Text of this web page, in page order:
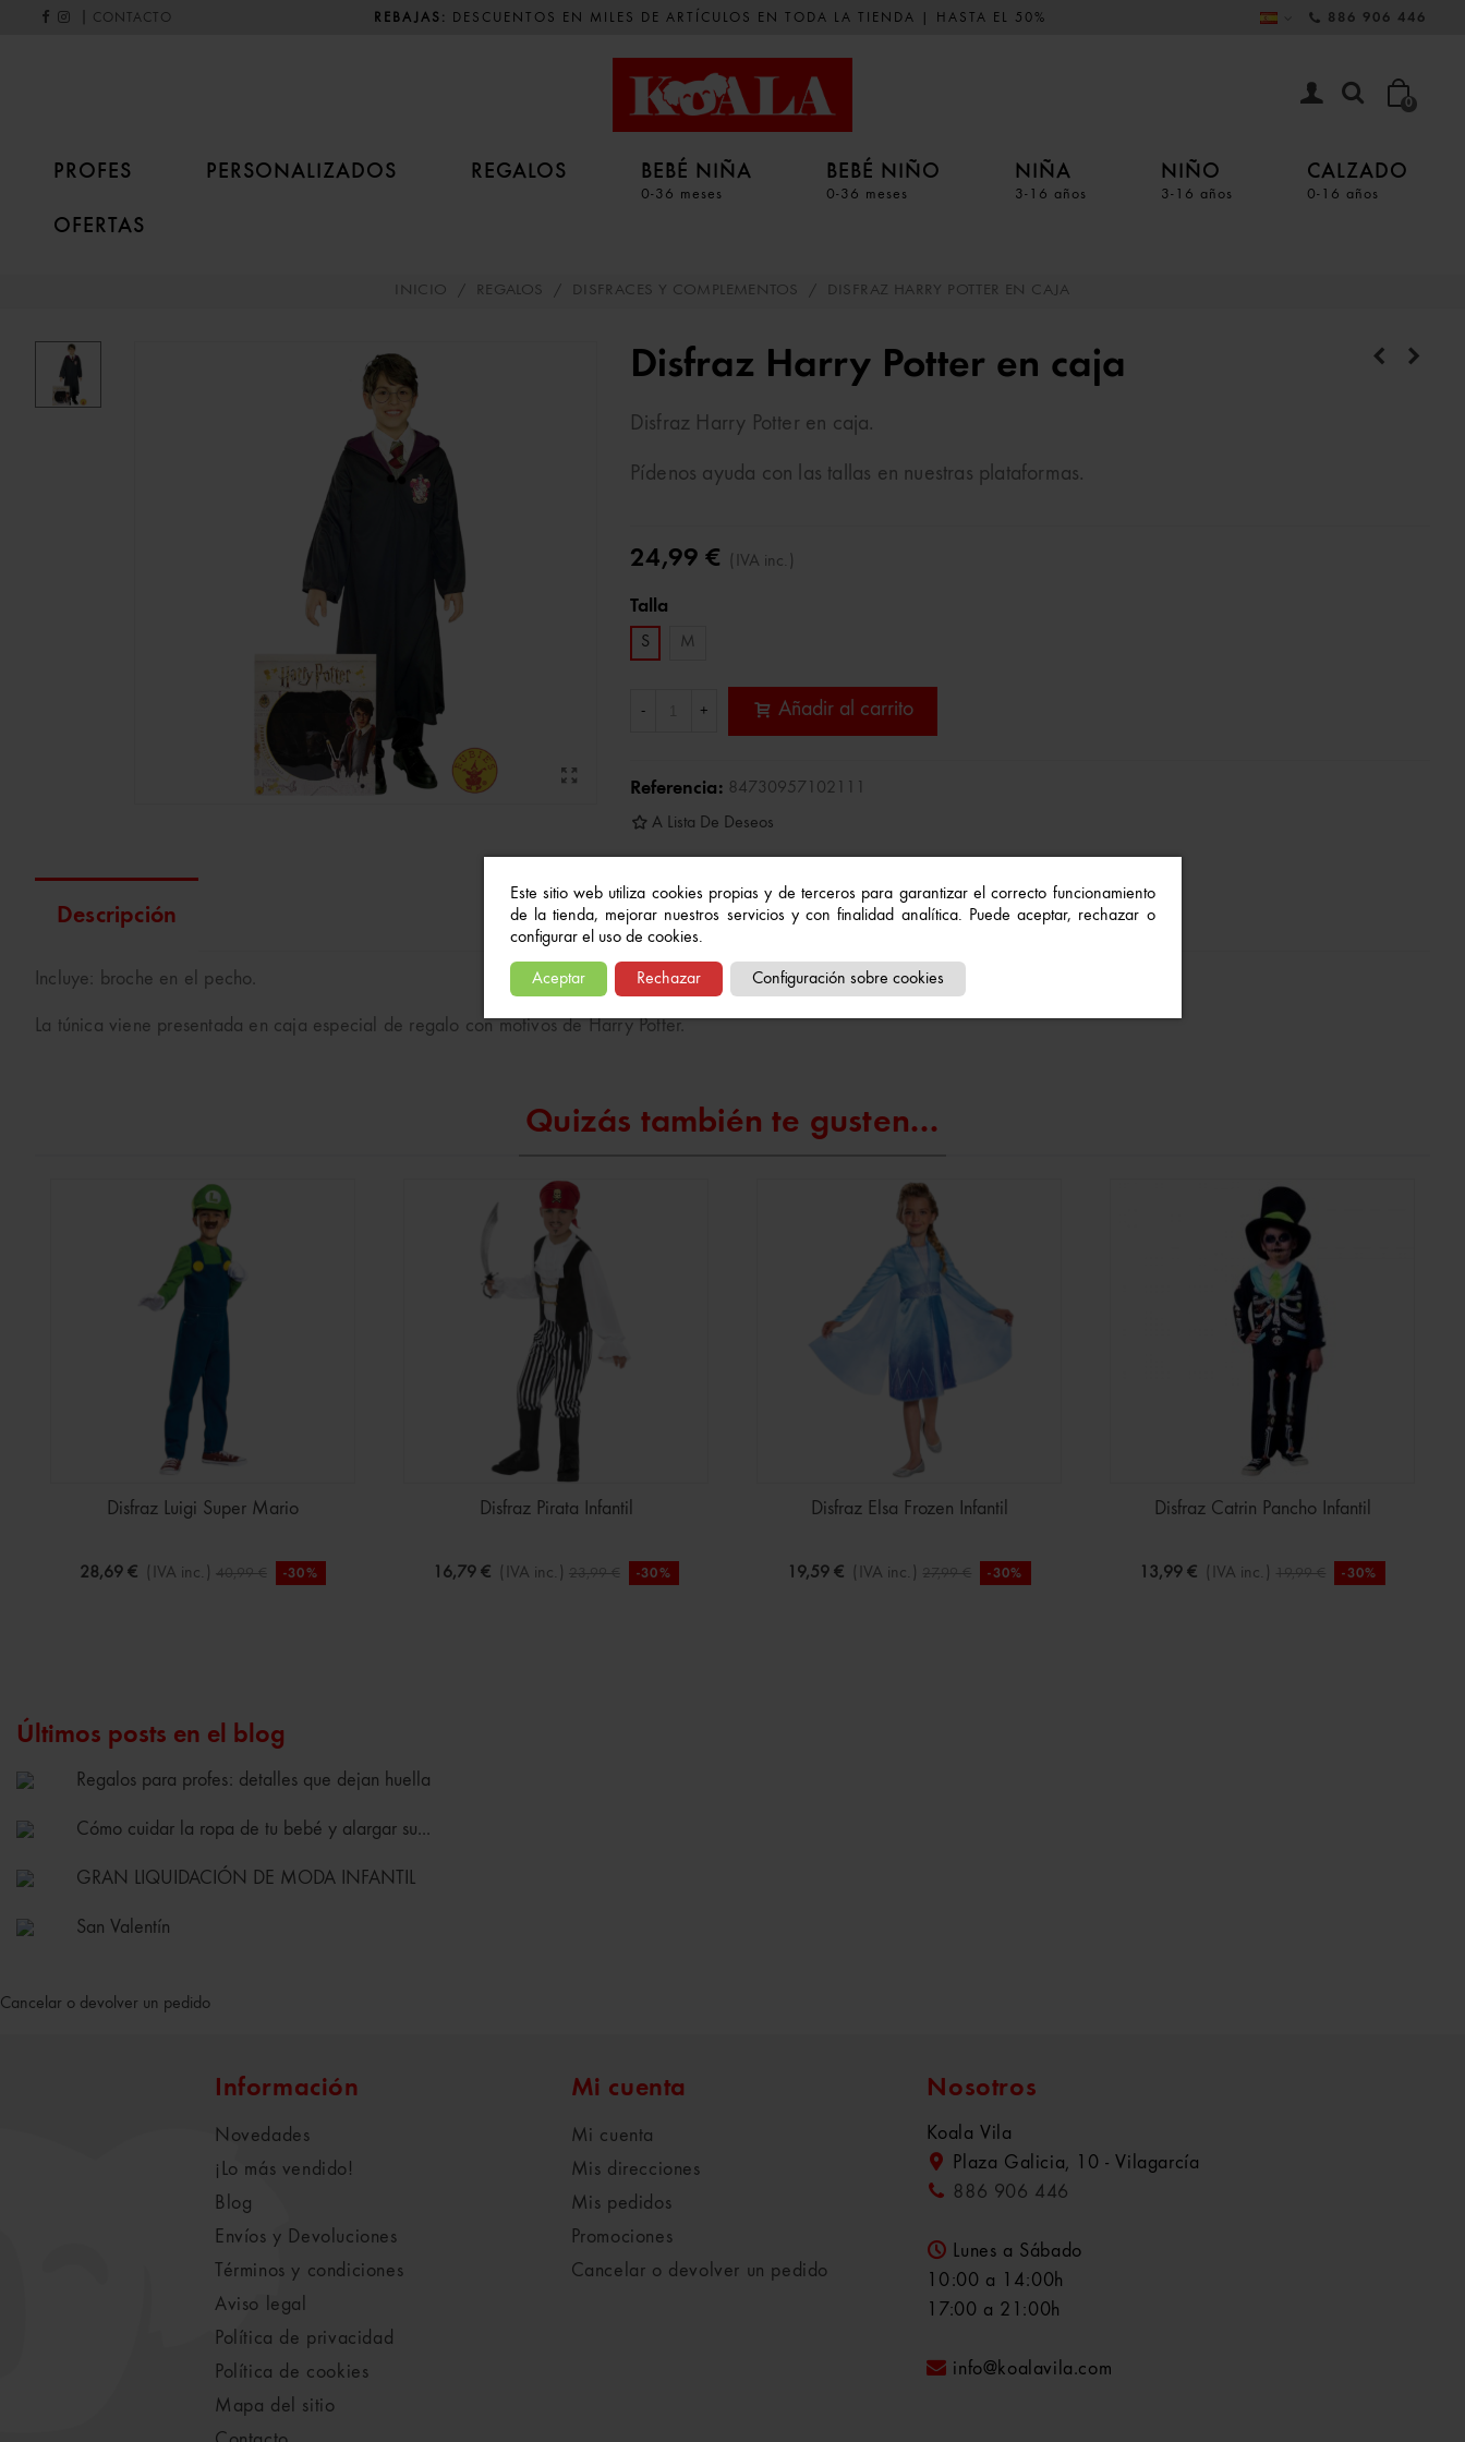
Este sitio web utiliza cookies propias y de terceros para garantizar el correcto funcionamiento
de la tienda, mejorar nuestros servicios y con finalidad analítica. Puede aceptar, rechazar o
configurar el uso de cookies.
Aceptar Rechazar Configuración sobre cookies
CONTACTO REBAJAS: DESCUENTOS EN MILES DE ARTÍCULOS EN TODA LA TIENDA | HASTA EL 50% 886 906 446
0
PROFES PERSONALIZADOS REGALOS BEBÉ NIÑA
0-36 meses
BEBÉ NIÑO
0-36 meses
NIÑA
3-16 años
NIÑO
3-16 años
CALZADO
0-16 años
OFERTAS
INICIO / REGALOS / DISFRACES Y COMPLEMENTOS / DISFRAZ HARRY POTTER EN CAJA
Disfraz Harry Potter en caja
Disfraz Harry Potter en caja.
Pídenos ayuda con las tallas en nuestras plataformas.
24,99 € (IVA inc.)
Talla
S M
- + Añadir al carrito
Referencia: 84730957102111
A Lista De Deseos
Descripción
Incluye: broche en el pecho.
La túnica viene presentada en caja especial de regalo con motivos de Harry Potter.
Quizás también te gusten...
Disfraz Luigi Super Mario
28,69 € (IVA inc.) 40,99 € -30%
Disfraz Pirata Infantil
16,79 € (IVA inc.) 23,99 € -30%
Disfraz Elsa Frozen Infantil
19,59 € (IVA inc.) 27,99 € -30%
Disfraz Catrin Pancho Infantil
13,99 € (IVA inc.) 19,99 € -30%
Últimos posts en el blog
Regalos para profes: detalles que dejan huella
Cómo cuidar la ropa de tu bebé y alargar su...
GRAN LIQUIDACIÓN DE MODA INFANTIL
San Valentín
Cancelar o devolver un pedido
Información
Novedades
¡Lo más vendido!
Blog
Envíos y Devoluciones
Términos y condiciones
Aviso legal
Política de privacidad
Política de cookies
Mapa del sitio
Mi cuenta
Mi cuenta
Mis direcciones
Mis pedidos
Promociones
Cancelar o devolver un pedido
Nosotros
Koala Vila
Plaza Galicia, 10 - Vilagarcía
886 906 446
Lunes a Sábado
10:00 a 14:00h
17:00 a 21:00h
info@koalavila.com